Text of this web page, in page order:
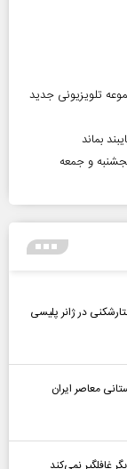
را از دست دادیم/ پخش ۲ مجموعه تلویزیونی جدید
بماند
و جمعه
در ژانر پلیسی
معاصر ایران